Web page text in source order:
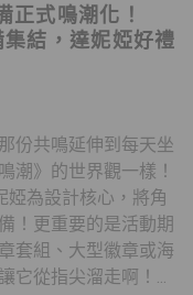
正式鳴潮化！
集結，達妮婭好禮
份共鳴延伸到每天坐
潮》的世界觀一樣！
婭為設計核心，將角
！更重要的是活動期
套組、大型徽章或海
它從指尖溜走啊！...